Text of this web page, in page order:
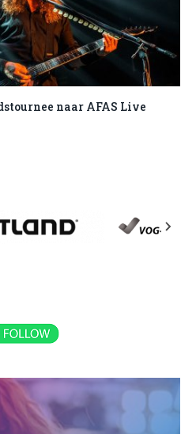
naar AFAS Live